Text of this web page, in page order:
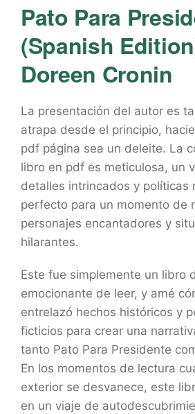
Pato Para
(Spanish
Doreen Cronin
La presentación del autor es
atrapa desde el principio,
pdf página sea un deleite. La
libro en pdf es meticulosa, un
detalles intrincados y políticas
perfecto para un momento de
personajes encantadores y
hilarantes.
Este fue simplemente un libro
emocionante de leer, y amé
entrelazó hechos históricos y
ficticios para crear una
tanto Pato Para Presidente
En los momentos de lectura
exterior se desvanece, este
en un viaje de